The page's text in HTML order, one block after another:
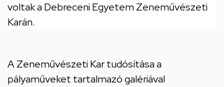
voltak a Debreceni Egyetem Zeneművészeti
Karán.
A Zeneművészeti Kar tudósítása a
pályaműveket tartalmazó galériával